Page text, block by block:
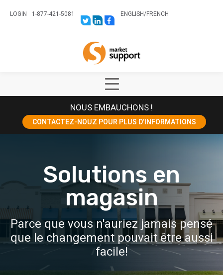
LOGIN
1-877-421-5081
LINK
TO:
LINK
TO:
TRK=BIZ-
COMPANIES-
CYM
LINK
TO:
ENGLISH/FRENCH
Show
Main
Menu
NOUS EMBAUCHONS !
CONTACTEZ-NOUZ POUR PLUS D’INFORMATIONS
Solutions en
magasin
Parce que vous n'auriez jamais pensé
que le changement pouvait être aussi
facile!